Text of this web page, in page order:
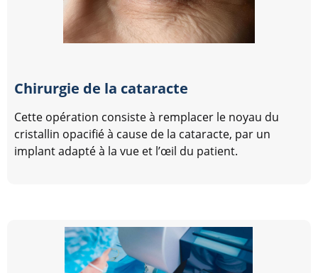
Chirurgie de la cataracte
Cette opération consiste à remplacer le noyau du
cristallin opacifié à cause de la cataracte, par un
implant adapté à la vue et l’œil du patient.